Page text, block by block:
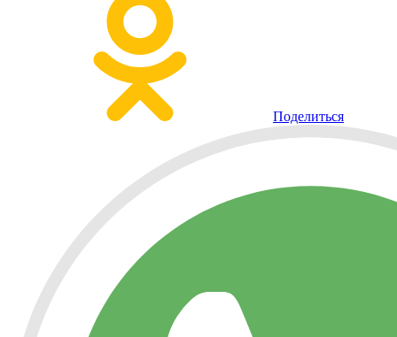
Поделиться